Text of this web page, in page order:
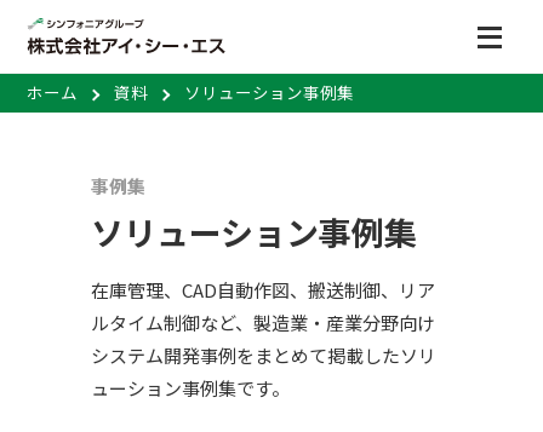
ホーム 資料 ソリューション事例集
事例集
ソリューション事例集
在庫管理、CAD自動作図、搬送制御、リア
ルタイム制御など、製造業・産業分野向け
システム開発事例をまとめて掲載したソリ
ューション事例集です。